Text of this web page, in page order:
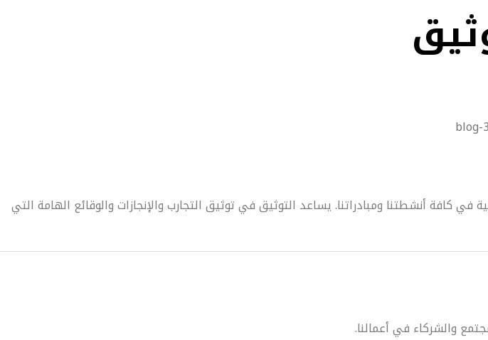
كافة أنشطتنا ومبادراتنا. يساعد التوثيق في توثيق التجارب والإنجازات والوقائع الهامة التي
والشركاء في أعمالنا.